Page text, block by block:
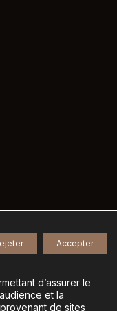
-
-
-
d’assurer le
et la
de sites
Accepter